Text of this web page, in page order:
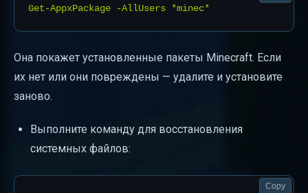
Она покажет установленные пакеты Minecraft. Если
их нет или они повреждены — удалите и установите
заново.
Выполните команду для восстановления
системных файлов:
Copy